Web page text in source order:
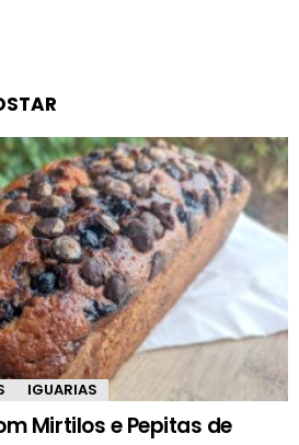
IGUARIAS
Mirtilos e Pepitas de